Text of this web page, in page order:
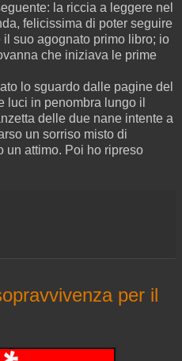
la riccia a leggere nel
felicissima di poter seguire
suo agognato primo libro; io
che iniziava le prime
lo sguardo dalle pagine del
luci in penombra lungo il
delle due nane intente a
un sorriso misto di
un attimo. Poi ho ripreso
per il